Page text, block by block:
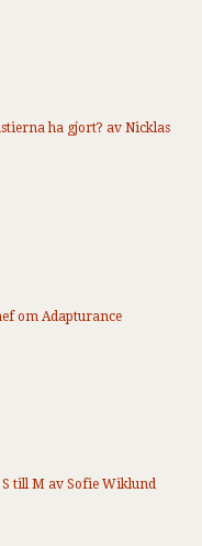
ha gjort? av Nicklas
om Adapturance
till M av Sofie Wiklund